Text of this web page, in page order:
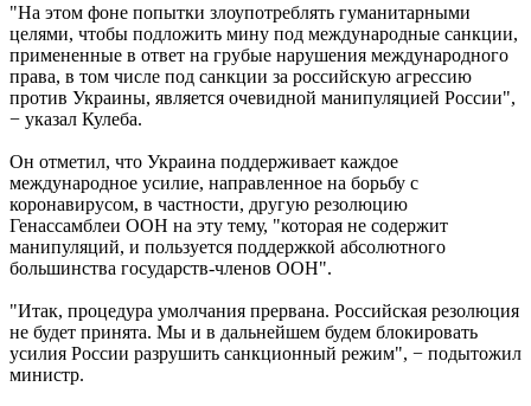
"На этом фоне попытки злоупотреблять гуманитарными
целями, чтобы подложить мину под международные санкции,
примененные в ответ на грубые нарушения международного
права, в том числе под санкции за российскую агрессию
против Украины, является очевидной манипуляцией России",
− указал Кулеба.
Он отметил, что Украина поддерживает каждое
международное усилие, направленное на борьбу с
коронавирусом, в частности, другую резолюцию
Генассамблеи ООН на эту тему, "которая не содержит
манипуляций, и пользуется поддержкой абсолютного
большинства государств-членов ООН".
"Итак, процедура умолчания прервана. Российская резолюция
не будет принята. Мы и в дальнейшем будем блокировать
усилия России разрушить санкционный режим", − подытожил
министр.